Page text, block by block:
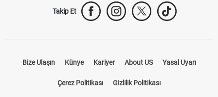
Takip Et
Bize Ulaşın Künye Kariyer About US Yasal Uyarı
Çerez Politikası Gizlilik Politikası